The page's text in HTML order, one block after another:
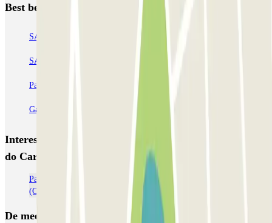
Best beoordeelde parkeergarages in Porto
SABA Cardosas SABA Palácio da Justiça
SABA Praça Lisboa Visconde Setúbal Cristal Park
Parque do Carregal APARC Península
Garagem Dom João IV
Interessante plaatsen en evenementen dichtbij Parque
do Carregal
Parkeer op de luchthaven van Porto - Francisco Sá Carneiro
(OPO)
De meest geboekte parkings